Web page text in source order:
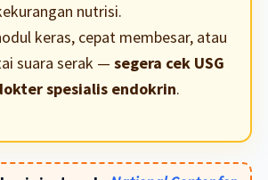
nutrisi.
keras, cepat membesar, atau
suara serak —segera cek USG
spesialis endokrin.